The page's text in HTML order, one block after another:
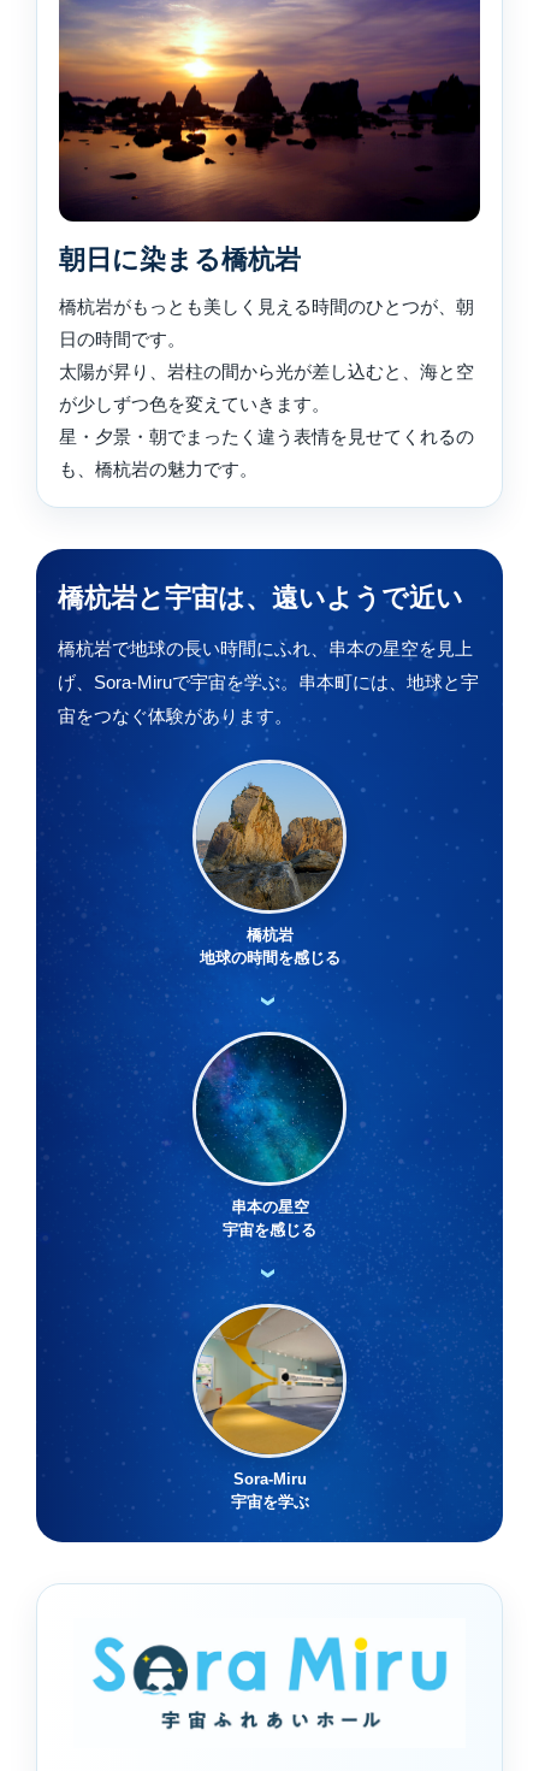
朝日に染まる橋杭岩
橋杭岩がもっとも美しく見える時間のひとつが、朝
日の時間です。
太陽が昇り、岩柱の間から光が差し込むと、海と空
が少しずつ色を変えていきます。
星・夕景・朝でまったく違う表情を見せてくれるの
も、橋杭岩の魅力です。
橋杭岩と宇宙は、遠いようで近い
橋杭岩で地球の長い時間にふれ、串本の星空を見上
げ、Sora-Miruで宇宙を学ぶ。串本町には、地球と宇
宙をつなぐ体験があります。
橋杭岩
地球の時間を感じる
›
串本の星空
宇宙を感じる
›
Sora-Miru
宇宙を学ぶ